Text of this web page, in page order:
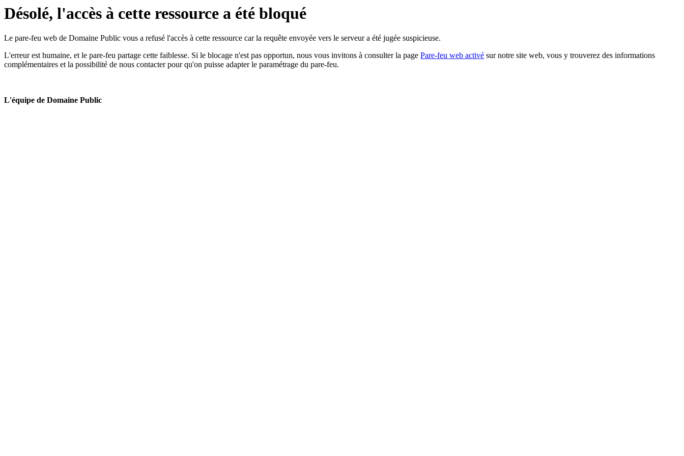
Désolé, l'accès à cette ressource a été bloqué
Le pare-feu web de Domaine Public vous a refusé l'accès à cette ressource car la requête envoyée vers le serveur a été jugée suspicieuse.
L'erreur est humaine, et le pare-feu partage cette faiblesse. Si le blocage n'est pas opportun, nous vous invitons à consulter la page Pare-feu web activé sur notre site web, vous y trouverez des informations
complémentaires et la possibilité de nous contacter pour qu'on puisse adapter le paramétrage du pare-feu.
L'équipe de Domaine Public